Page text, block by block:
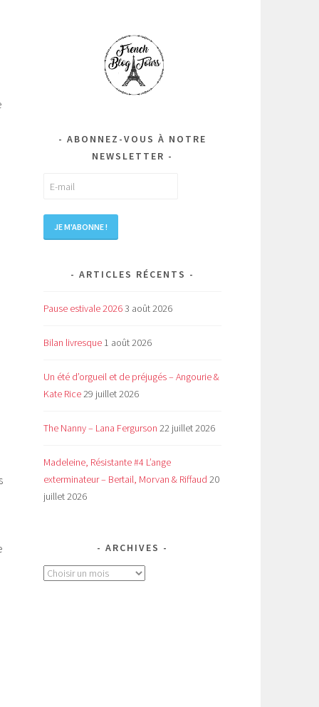
ABONNEZ-VOUS À NOTRE
NEWSLETTER
ARTICLES RÉCENTS
Pause estivale 20263 août 2026
Bilan livresque 1 août 2026
Un été d’orgueil et de préjugés – Angourie &
Kate Rice29 juillet 2026
The Nanny – Lana Fergurson 22 juillet 2026
Madeleine, Résistante #4 L’ange
exterminateur – Bertail, Morvan & Riffaud 20
juillet 2026
ARCHIVES
Archives